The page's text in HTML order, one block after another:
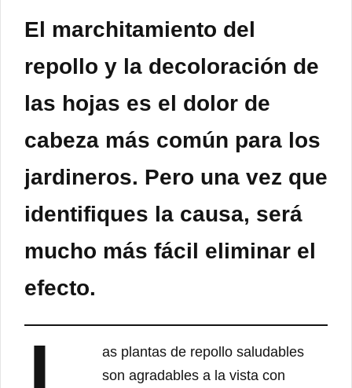
El marchitamiento del
repollo y la decoloración de
las hojas es el dolor de
cabeza más común para los
jardineros. Pero una vez que
identifiques la causa, será
mucho más fácil eliminar el
efecto.
as plantas de repollo saludables
son agradables a la vista con